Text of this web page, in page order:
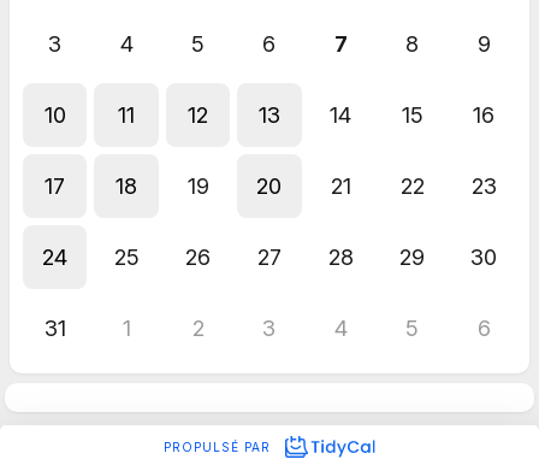
3 4 5 6 7 8 9
10 11 12 13 14 15 16
17 18 19 20 21 22 23
24 25 26 27 28 29 30
31 1 2 3 4 5 6
PROPULSÉ PAR